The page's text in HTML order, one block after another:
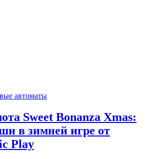
автоматы
Sweet Bonanza Xmas:
в зимней игре от
Play